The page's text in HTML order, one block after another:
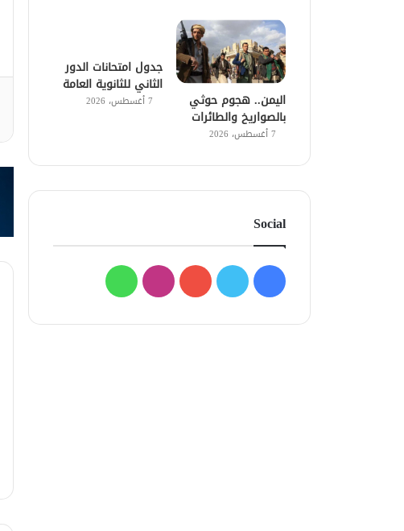
اليمن.. هجوم حوثي
بالصواريخ والطائرات
7 أغسطس، 2026
جدول امتحانات الدور
الثاني للثانوية العامة
7 أغسطس، 2026
Social
فيسبوك
تويتر يوتيوبانستقرامواتساب